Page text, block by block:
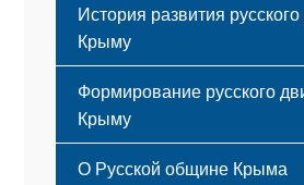
История развития
Крыму
Формирование русского
Крыму
Русский Крым
О Русской общине Крыма